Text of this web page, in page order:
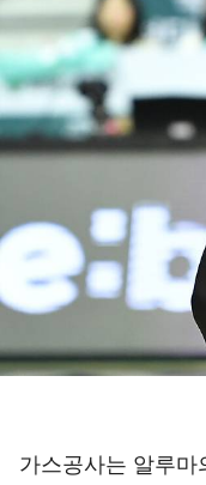
가스공사는 알루마